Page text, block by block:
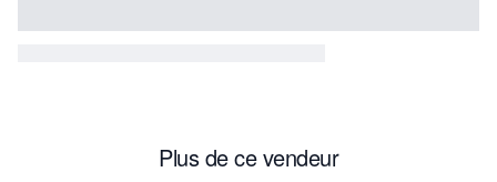
Plus de ce vendeur